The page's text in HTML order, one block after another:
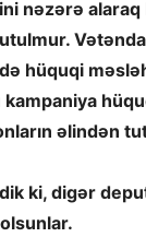
nəzərə alaraq
hüquqi
əlindən
ki, digər